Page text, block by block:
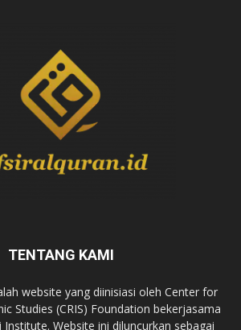
TENTANG KAMI
website yang diinisiasi oleh Center for
Studies (CRIS) Foundation bekerjasama
Website ini diluncurkan sebagai